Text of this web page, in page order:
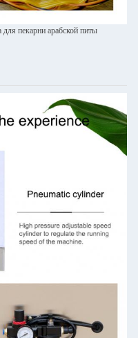
пекарни арабской питы